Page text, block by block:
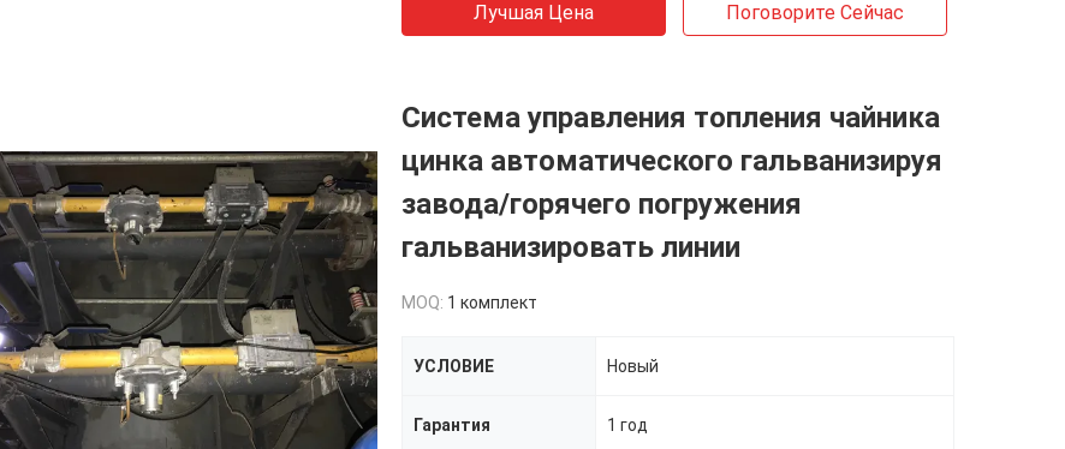
Лучшая Цена Поговорите Сейчас
Система управления топления чайника
цинка автоматического гальванизируя
завода/горячего погружения
гальванизировать линии
MOQ: 1 комплект
УСЛОВИЕ Новый
Гарантия 1 год